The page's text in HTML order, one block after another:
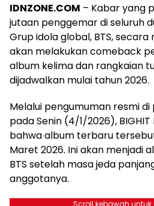
IDNZONE.COM – Kabar yang
jutaan penggemar di seluruh
Grup idola global, BTS,
akan melakukan comeback
album kelima dan rangkaian
dijadwalkan mulai tahun 2026.
Melalui pengumuman resmi
pada Senin (4/1/2026),
bahwa album terbaru
Maret 2026. Ini akan menjadi
BTS setelah masa jeda
anggotanya.
Scroll kebawah untuk